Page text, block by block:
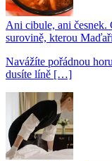
Ani cibule, ani česnek.
surovině, kterou
Navážíte pořádnou
dusíte líně […]